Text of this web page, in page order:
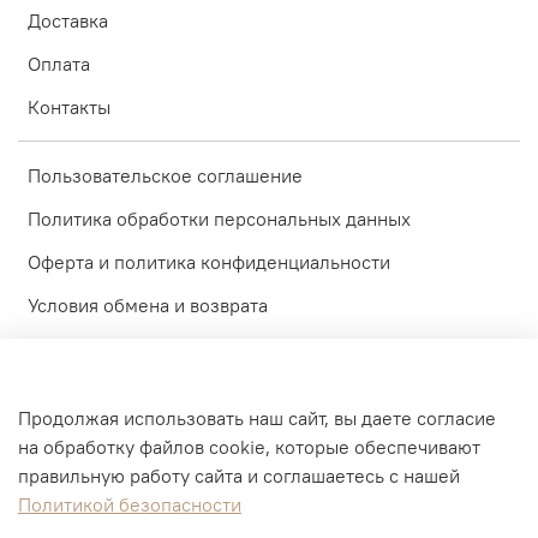
Доставка
Оплата
Контакты
Пользовательское соглашение
Политика обработки персональных данных
Оферта и политика конфиденциальности
Условия обмена и возврата
Доставка
Оплата
Контакты
Продолжая использовать наш сайт, вы даете согласие
на обработку файлов cookie, которые обеспечивают
правильную работу сайта и соглашаетесь с нашей
Политикой безопасности